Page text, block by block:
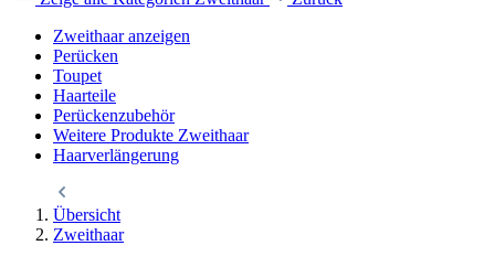
Zweithaar anzeigen
Perücken
Toupet
Haarteile
Perückenzubehör
Weitere Produkte Zweithaar
Haarverlängerung
Übersicht
Zweithaar